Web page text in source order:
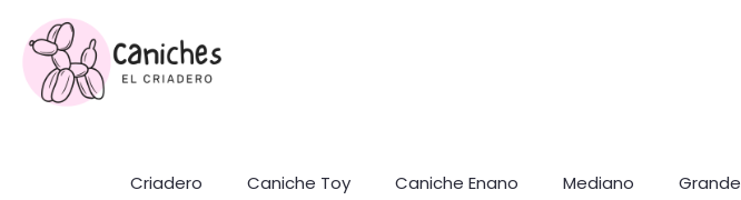
Criadero Caniche Toy Caniche Enano Mediano Grande